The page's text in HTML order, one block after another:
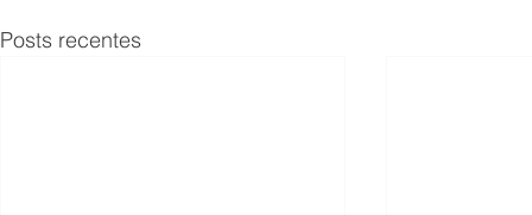
Posts recentes